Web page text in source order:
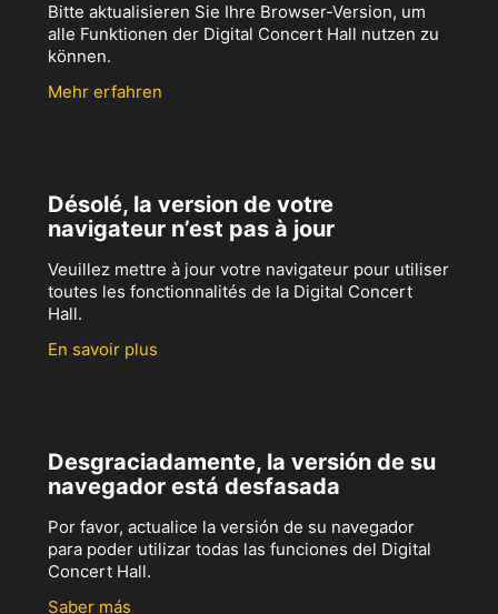
Bitte aktualisieren Sie Ihre Browser-Version, um
alle Funktionen der Digital Concert Hall nutzen zu
können.
Mehr erfahren
Désolé, la version de votre
navigateur n’est pas à jour
Veuillez mettre à jour votre navigateur pour utiliser
toutes les fonctionnalités de la Digital Concert
Hall.
En savoir plus
Desgraciadamente, la versión de su
navegador está desfasada
Por favor, actualice la versión de su navegador
para poder utilizar todas las funciones del Digital
Concert Hall.
Saber más